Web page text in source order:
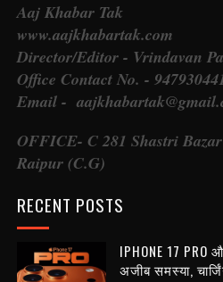
Aaj Khabar Tak
www.aajkhabartak.com
Director/Editor - Vrindavan
Office Contact No. -
Email -
OFFICE- C 281 Shastri
Raipur (C.G)
RECENT POSTS
IPHONE 17 PRO
अजीब समस्या,